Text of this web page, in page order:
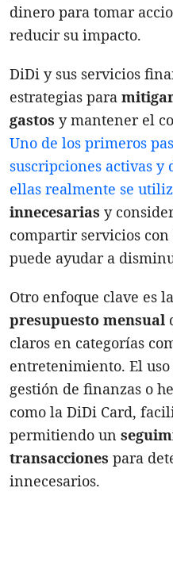
dinero para tomar
reducir su impacto.
DiDi y sus servicios
estrategias para
gastos y mantener el
Uno de los primeros
suscripciones activas y
ellas realmente se
innecesarias y
compartir servicios
puede ayudar a
Otro enfoque clave es la
presupuesto mensual
claros en categorías
entretenimiento. El
gestión de finanzas o
como la DiDi Card,
permitiendo un
transacciones para
innecesarios.